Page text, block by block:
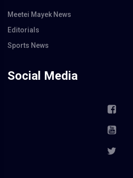
Meetei Mayek News
Editorials
Sports News
Social Media